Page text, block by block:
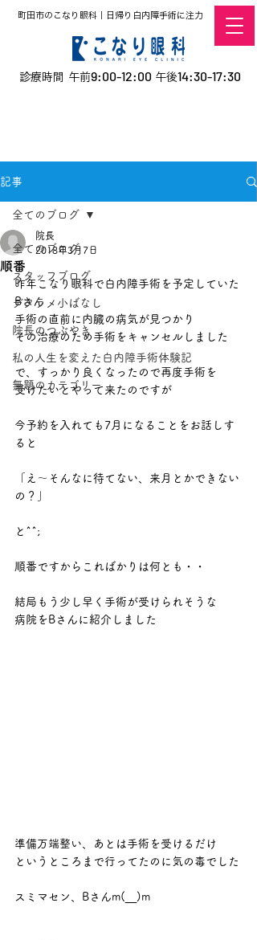
町田市のこなり眼科｜日帰り白内障手術に注力
診療時間 午前9:00-12:00 午後14:30-17:30
記事
全てのブログ
スタッフブログ
デタラメ小ばなし
院長のつぶやき
私の人生を変えた白内障手術体験記
無題のカテゴリー
全てのブログ
順番
院長
2018年3月7日
昨年こなり眼科で白内障手術を予定していた
Bさん
手術の直前に内臓の病気が見つかり
その治療のため手術をキャンセルしました
で、すっかり良くなったので再度手術を
受けたいとやって来たのですが
今予約を入れても7月になることをお話しす
ると
「え～そんなに待てない、来月とかできない
の？」
と^^;
順番ですからこればかりは何とも・・
結局もう少し早く手術が受けられそうな
病院をBさんに紹介しました
準備万端整い、あとは手術を受けるだけ
というところまで行ってたのに気の毒でした
スミマセン、Bさんm(__)m